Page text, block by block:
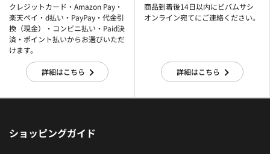
クレジットカード・Amazon Pay・
楽天ぺイ・d払い・PayPay・代金引
換（現金）・コンビニ払い・Paid決
済・ポイント払いからお選びいただ
けます。
詳細はこちら
商品到着後14日以内にビバムサシ
オンライン宛てにご連絡ください。
詳細はこちら
ショッピングガイド